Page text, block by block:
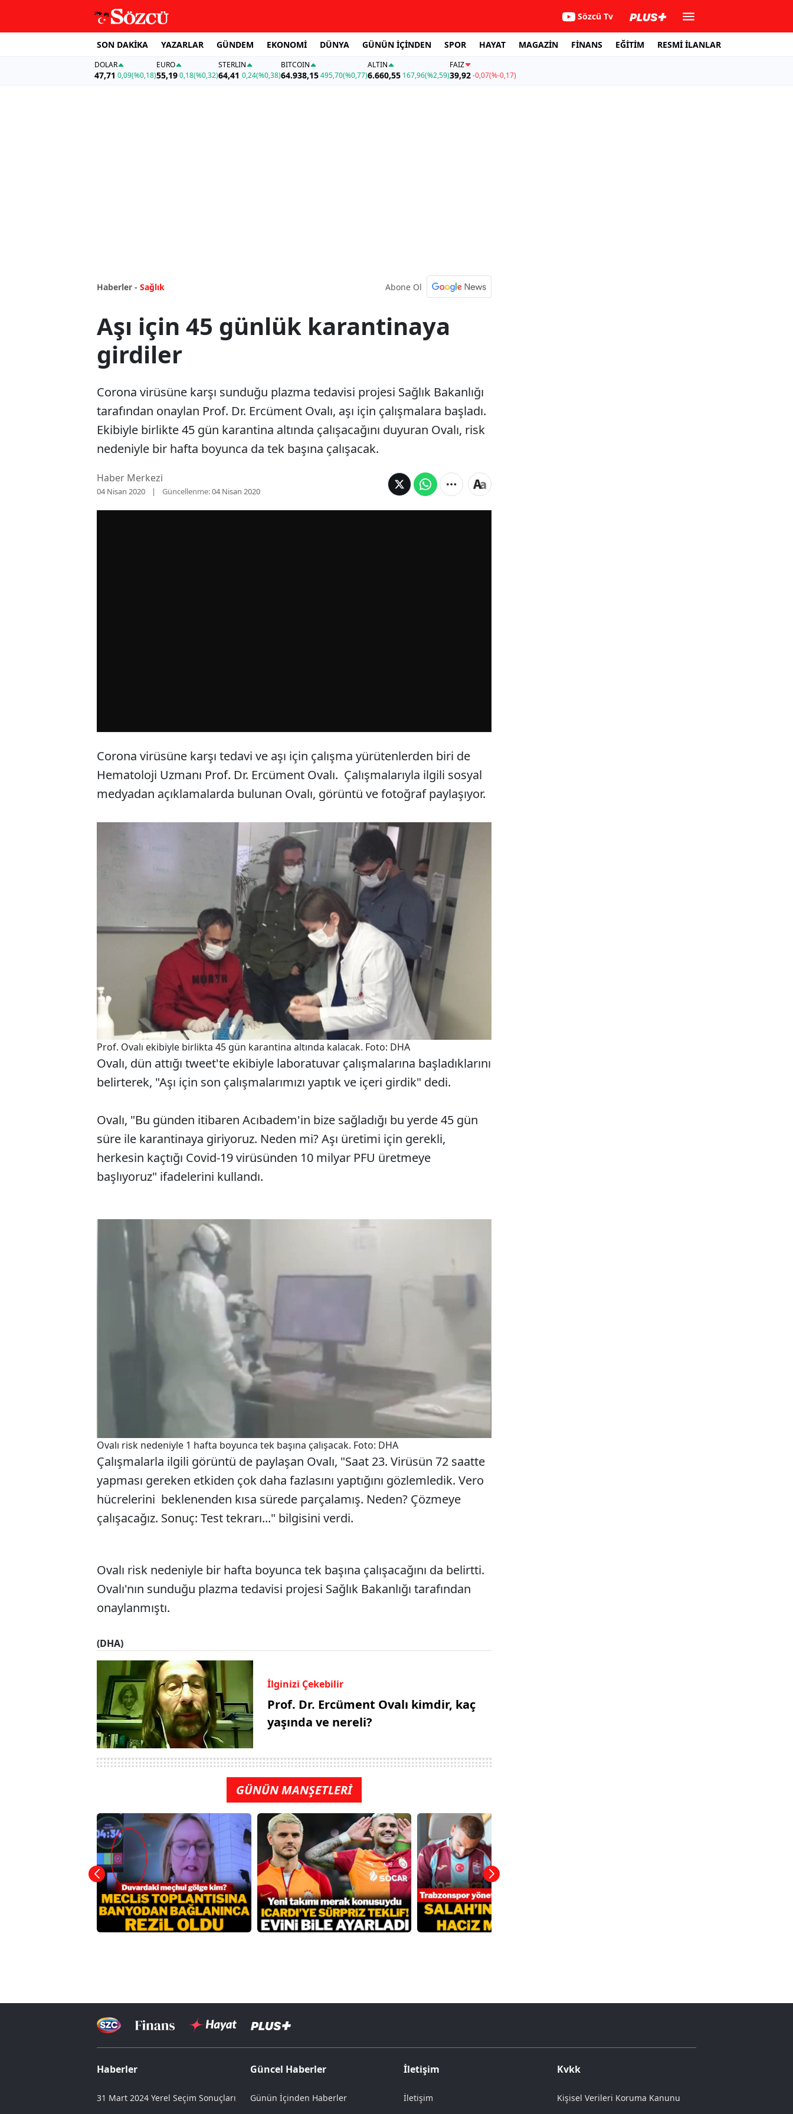
Sözcü Tv
SON DAKİKA YAZARLAR GÜNDEM EKONOMİ DÜNYA GÜNÜN İÇİNDEN SPOR HAYAT MAGAZİN FİNANS EĞİTİM RESMİ İLANLAR
DOLAR
47,71 0,09(%0,18)
EURO
55,19 0,18(%0,32)
STERLIN
64,41 0,24(%0,38)
BITCOIN
64.938,15495,70(%0,77)
ALTIN
6.660,55 167,96(%2,59)
FAİZ
39,92-0,07(%-0,17)
Haberler - Sağlık Abone Ol
Aşı için 45 günlük karantinaya
girdiler
Corona virüsüne karşı sunduğu plazma tedavisi projesi Sağlık Bakanlığı
tarafından onaylan Prof. Dr. Ercüment Ovalı, aşı için çalışmalara başladı.
Ekibiyle birlikte 45 gün karantina altında çalışacağını duyuran Ovalı, risk
nedeniyle bir hafta boyunca da tek başına çalışacak.
Haber Merkezi
04 Nisan 2020 Güncellenme:04 Nisan 2020
Corona virüsüne karşı tedavi ve aşı için çalışma yürütenlerden biri de
Hematoloji Uzmanı Prof. Dr. Ercüment Ovalı. Çalışmalarıyla ilgili sosyal
medyadan açıklamalarda bulunan Ovalı, görüntü ve fotoğraf paylaşıyor.
Prof. Ovalı ekibiyle birlikta 45 gün karantina altında kalacak. Foto: DHA
Ovalı, dün attığı tweet'te ekibiyle laboratuvar çalışmalarına başladıklarını
belirterek, "Aşı için son çalışmalarımızı yaptık ve içeri girdik" dedi.
Ovalı, "Bu günden itibaren Acıbadem'in bize sağladığı bu yerde 45 gün
süre ile karantinaya giriyoruz. Neden mi? Aşı üretimi için gerekli,
herkesin kaçtığı Covid-19 virüsünden 10 milyar PFU üretmeye
başlıyoruz" ifadelerini kullandı.
Ovalı risk nedeniyle 1 hafta boyunca tek başına çalışacak. Foto: DHA
Çalışmalarla ilgili görüntü de paylaşan Ovalı, "Saat 23. Virüsün 72 saatte
yapması gereken etkiden çok daha fazlasını yaptığını gözlemledik. Vero
hücrelerini beklenenden kısa sürede parçalamış. Neden? Çözmeye
çalışacağız. Sonuç: Test tekrarı..." bilgisini verdi.
Ovalı risk nedeniyle bir hafta boyunca tek başına çalışacağını da belirtti.
Ovalı'nın sunduğu plazma tedavisi projesi Sağlık Bakanlığı tarafından
onaylanmıştı.
(DHA)
İlginizi Çekebilir
Prof. Dr. Ercüment Ovalı kimdir, kaç
yaşında ve nereli?
GÜNÜN MANŞETLERİ
Haberler
31 Mart 2024 Yerel Seçim Sonuçları
Güncel Haberler
Günün İçinden Haberler
İletişim
İletişim
Kvkk
Kişisel Verileri Koruma Kanunu